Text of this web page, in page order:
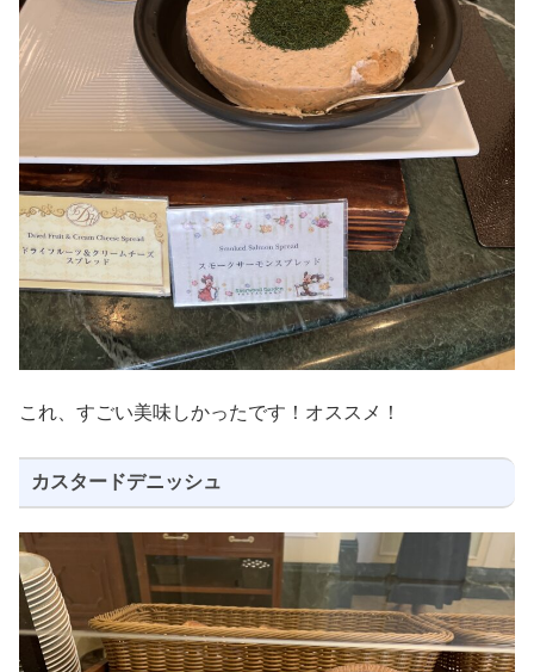
これ、すごい美味しかったです！オススメ！
カスタードデニッシュ